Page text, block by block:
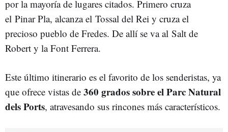
por la mayoría de lugares citados. Primero cruza
el Pinar Pla, alcanza el Tossal del Rei y cruza el
precioso pueblo de Fredes. De allí se va al Salt de
Robert y la Font Ferrera.
Este último itinerario es el favorito de los senderistas, ya
que ofrece vistas de 360 grados sobre el Parc Natural
dels Ports, atravesando sus rincones más característicos.